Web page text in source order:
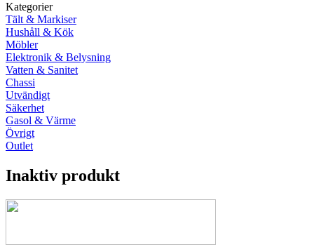
Kategorier
Tält & Markiser
Hushåll & Kök
Möbler
Elektronik & Belysning
Vatten & Sanitet
Chassi
Utvändigt
Säkerhet
Gasol & Värme
Övrigt
Outlet
Inaktiv produkt